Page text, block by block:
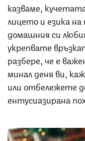
казваме,
лицето и езика
домашния си
укрепвате
разбере, че е
минал деня ви,
или отбележете
ентусиазирана